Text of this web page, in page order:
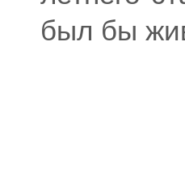
был бы